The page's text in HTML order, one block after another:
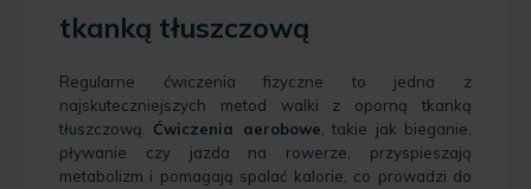
tkanką tłuszczową
Regularne ćwiczenia fizyczne to jedna z
najskuteczniejszych metod walki z oporną tkanką
tłuszczową. Ćwiczenia aerobowe , takie jak bieganie,
pływanie czy jazda na rowerze, przyspieszają
metabolizm i pomagają spalać kalorie, co prowadzi do